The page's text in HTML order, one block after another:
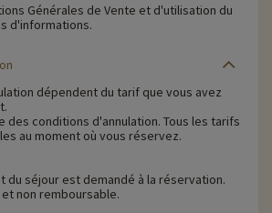
Générales de Vente et d'utilisation du
d'informations.
dépendent du tarif que vous avez
des conditions d'annulation. Tous les tarifs
au moment où vous réservez.
du séjour est demandé à la réservation.
non remboursable.